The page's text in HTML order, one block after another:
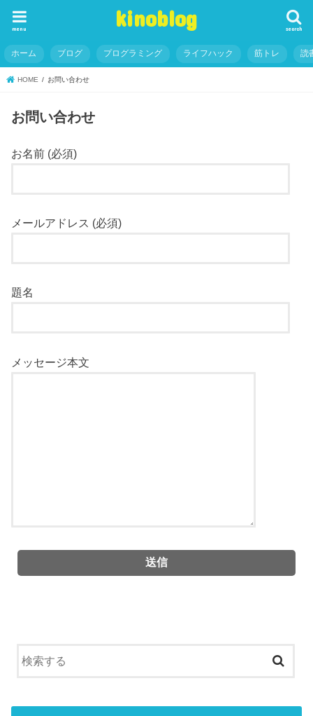
kinoblog search
menu
ホーム ブログ プログラミング ライフハック 筋トレ 読
HOME お問い合わせ
お問い合わせ
お名前 (必須)
メールアドレス (必須)
題名
メッセージ本文